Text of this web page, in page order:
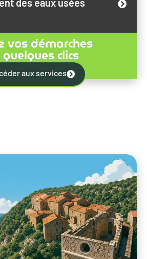
des eaux usées
vos démarches
clics
aux services